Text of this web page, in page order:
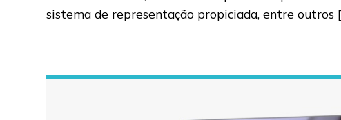
sistema de representação propiciada, entre outros